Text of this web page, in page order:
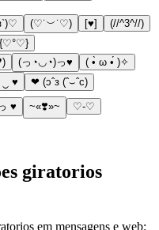
(♡˙︶˙♡) [♥]
(//^3^//)
{♡°♡}
(っ◔◡◔)っ♥
( •̀ ω •́ )✧
‿ ♥ ❤ (ɔˆз (ˆ⌣ˆc)
♥ ~«❣️»~ ♡-♡
giratorios
em mensagens e web: